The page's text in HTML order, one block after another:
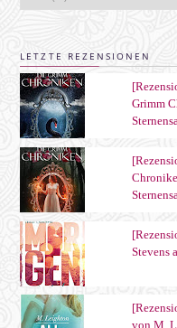
LETZTE REZENSIONEN
Grimm
Stevens
von M.